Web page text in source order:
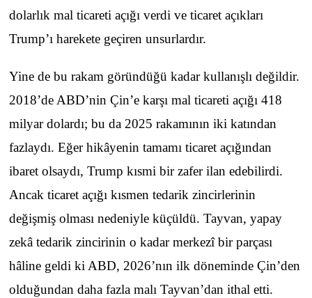
dolarlık mal ticareti açığı verdi ve ticaret açıkları
Trump’ı harekete geçiren unsurlardır.
Yine de bu rakam göründüğü kadar kullanışlı değildir.
2018’de ABD’nin Çin’e karşı mal ticareti açığı 418
milyar dolardı; bu da 2025 rakamının iki katından
fazlaydı. Eğer hikâyenin tamamı ticaret açığından
ibaret olsaydı, Trump kısmi bir zafer ilan edebilirdi.
Ancak ticaret açığı kısmen tedarik zincirlerinin
değişmiş olması nedeniyle küçüldü. Tayvan, yapay
zekâ tedarik zincirinin o kadar merkezî bir parçası
hâline geldi ki ABD, 2026’nın ilk döneminde Çin’den
olduğundan daha fazla malı Tayvan’dan ithal etti.